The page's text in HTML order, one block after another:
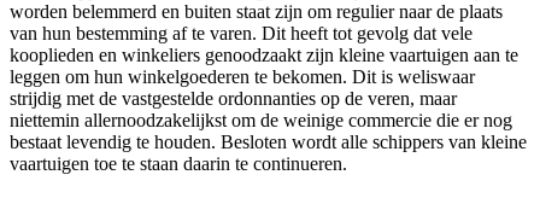
worden belemmerd en buiten staat zijn om regulier naar de plaats
van hun bestemming af te varen. Dit heeft tot gevolg dat vele
kooplieden en winkeliers genoodzaakt zijn kleine vaartuigen aan te
leggen om hun winkelgoederen te bekomen. Dit is weliswaar
strijdig met de vastgestelde ordonnanties op de veren, maar
niettemin allernoodzakelijkst om de weinige commercie die er nog
bestaat levendig te houden. Besloten wordt alle schippers van kleine
vaartuigen toe te staan daarin te continueren.